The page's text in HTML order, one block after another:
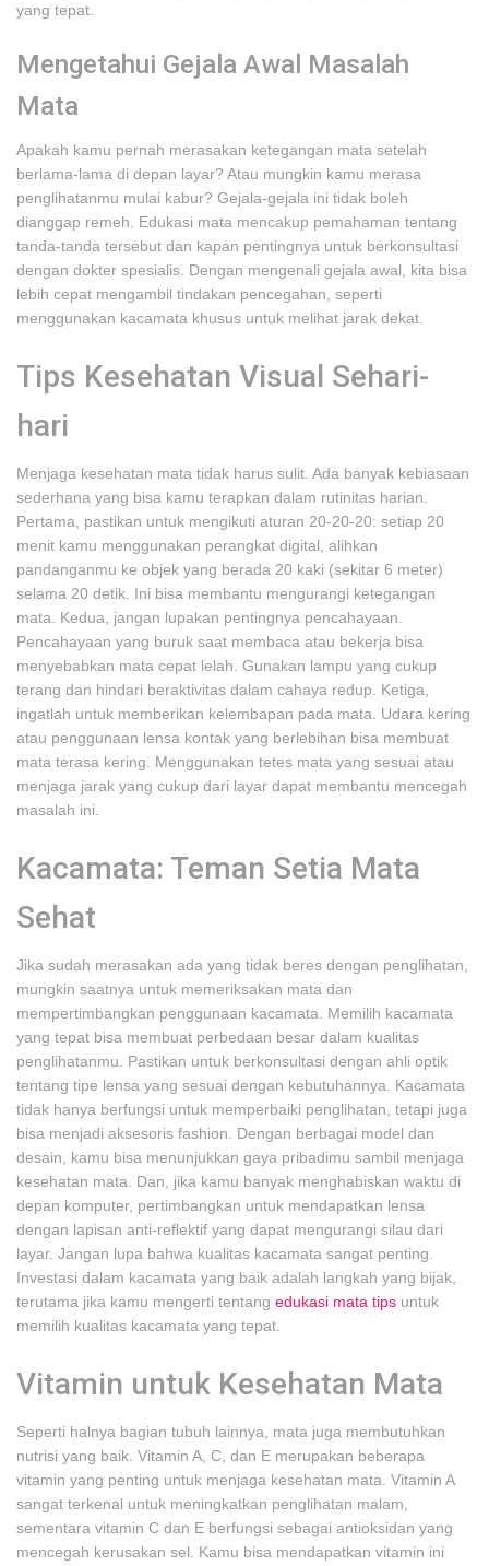
yang tepat.
Mengetahui Gejala Awal Masalah
Mata
Apakah kamu pernah merasakan ketegangan mata setelah
berlama-lama di depan layar? Atau mungkin kamu merasa
penglihatanmu mulai kabur? Gejala-gejala ini tidak boleh
dianggap remeh. Edukasi mata mencakup pemahaman tentang
tanda-tanda tersebut dan kapan pentingnya untuk berkonsultasi
dengan dokter spesialis. Dengan mengenali gejala awal, kita bisa
lebih cepat mengambil tindakan pencegahan, seperti
menggunakan kacamata khusus untuk melihat jarak dekat.
Tips Kesehatan Visual Sehari-
hari
Menjaga kesehatan mata tidak harus sulit. Ada banyak kebiasaan
sederhana yang bisa kamu terapkan dalam rutinitas harian.
Pertama, pastikan untuk mengikuti aturan 20-20-20: setiap 20
menit kamu menggunakan perangkat digital, alihkan
pandanganmu ke objek yang berada 20 kaki (sekitar 6 meter)
selama 20 detik. Ini bisa membantu mengurangi ketegangan
mata. Kedua, jangan lupakan pentingnya pencahayaan.
Pencahayaan yang buruk saat membaca atau bekerja bisa
menyebabkan mata cepat lelah. Gunakan lampu yang cukup
terang dan hindari beraktivitas dalam cahaya redup. Ketiga,
ingatlah untuk memberikan kelembapan pada mata. Udara kering
atau penggunaan lensa kontak yang berlebihan bisa membuat
mata terasa kering. Menggunakan tetes mata yang sesuai atau
menjaga jarak yang cukup dari layar dapat membantu mencegah
masalah ini.
Kacamata: Teman Setia Mata
Sehat
Jika sudah merasakan ada yang tidak beres dengan penglihatan,
mungkin saatnya untuk memeriksakan mata dan
mempertimbangkan penggunaan kacamata. Memilih kacamata
yang tepat bisa membuat perbedaan besar dalam kualitas
penglihatanmu. Pastikan untuk berkonsultasi dengan ahli optik
tentang tipe lensa yang sesuai dengan kebutuhannya. Kacamata
tidak hanya berfungsi untuk memperbaiki penglihatan, tetapi juga
bisa menjadi aksesoris fashion. Dengan berbagai model dan
desain, kamu bisa menunjukkan gaya pribadimu sambil menjaga
kesehatan mata. Dan, jika kamu banyak menghabiskan waktu di
depan komputer, pertimbangkan untuk mendapatkan lensa
dengan lapisan anti-reflektif yang dapat mengurangi silau dari
layar. Jangan lupa bahwa kualitas kacamata sangat penting.
Investasi dalam kacamata yang baik adalah langkah yang bijak,
terutama jika kamu mengerti tentang edukasi mata tips untuk
memilih kualitas kacamata yang tepat.
Vitamin untuk Kesehatan Mata
Seperti halnya bagian tubuh lainnya, mata juga membutuhkan
nutrisi yang baik. Vitamin A, C, dan E merupakan beberapa
vitamin yang penting untuk menjaga kesehatan mata. Vitamin A
sangat terkenal untuk meningkatkan penglihatan malam,
sementara vitamin C dan E berfungsi sebagai antioksidan yang
mencegah kerusakan sel. Kamu bisa mendapatkan vitamin ini